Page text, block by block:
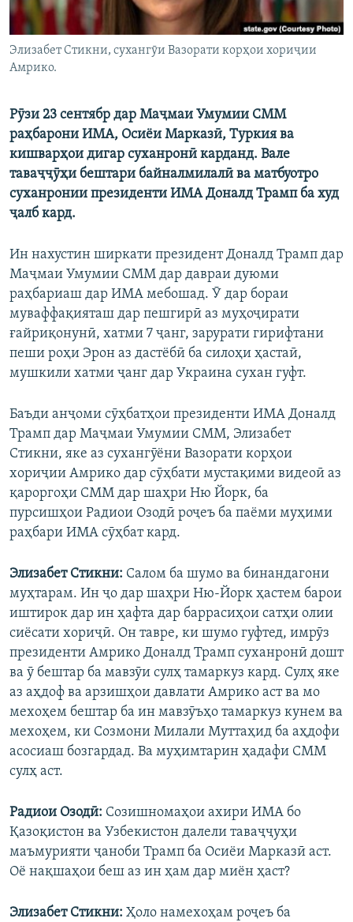
Ҳамаи сомонаҳои RFE/RL
Элизабет Стикни, сухангӯи Вазорати корҳои хориҷии
Амрико.
Рӯзи 23 сентябр дар Маҷмаи Умумии СММ
раҳбарони ИМА, Осиёи Марказӣ, Туркия ва
кишварҳои дигар суханронӣ карданд. Вале
таваҷҷӯҳи бештари байналмилалӣ ва матбуотро
суханронии президенти ИМА Доналд Трамп ба худ
ҷалб кард.
Ин нахустин ширкати президент Доналд Трамп дар
Маҷмаи Умумии СММ дар давраи дуюми
раҳбариаш дар ИМА мебошад. Ӯ дар бораи
муваффақияташ дар пешгирӣ аз муҳоҷирати
ғайриқонунӣ, хатми 7 ҷанг, зарурати гирифтани
пеши роҳи Эрон аз дастёбӣ ба силоҳи ҳастаӣ,
мушкили хатми ҷанг дар Украина сухан гуфт.
Баъди анҷоми сӯҳбатҳои президенти ИМА Доналд
Трамп дар Маҷмаи Умумии СММ, Элизабет
Стикни, яке аз сухангӯёни Вазорати корҳои
хориҷии Амрико дар сӯҳбати мустақими видеоӣ аз
қароргоҳи СММ дар шаҳри Ню Йорк, ба
пурсишҳои Радиои Озодӣ роҷеъ ба паёми муҳими
раҳбари ИМА сӯҳбат кард.
Элизабет Стикни: Салом ба шумо ва бинандагони
муҳтарам. Ин ҷо дар шаҳри Ню-Йорк ҳастем барои
иштирок дар ин ҳафта дар баррасиҳои сатҳи олии
сиёсати хориҷӣ. Он тавре, ки шумо гуфтед, имрӯз
президенти Амрико Доналд Трамп суханронӣ дошт
ва ӯ бештар ба мавзӯи сулҳ тамаркуз кард. Сулҳ яке
аз аҳдоф ва арзишҳои давлати Амрико аст ва мо
мехоҳем бештар ба ин мавзӯъҳо тамаркуз кунем ва
мехоҳем, ки Созмони Милали Муттаҳид ба аҳдофи
асосиаш бозгардад. Ва муҳимтарин ҳадафи СММ
сулҳ аст.
Радиои Озодӣ: Созишномаҳои ахири ИМА бо
Қазоқистон ва Узбекистон далели таваҷҷуҳи
маъмурияти ҷаноби Трамп ба Осиёи Марказӣ аст.
Оё нақшаҳои беш аз ин ҳам дар миён ҳаст?
Элизабет Стикни: Ҳоло намехоҳам роҷеъ ба